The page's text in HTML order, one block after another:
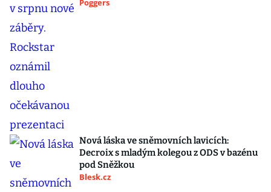
Poggers
Nová láska ve sněmovních lavicích:
Decroix s mladým kolegou z ODS v bazénu
pod Sněžkou
Blesk.cz